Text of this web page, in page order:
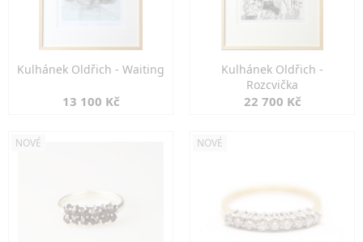
Kulhánek Oldřich - Waiting
13 100 Kč
Kulhánek Oldřich -
Rozcvička
22 700 Kč
NOVÉ NOVÉ